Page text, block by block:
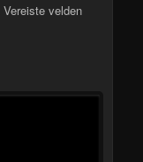
Vereiste velden